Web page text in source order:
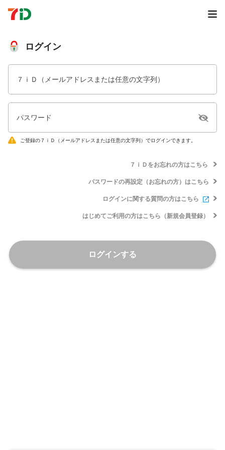
ログイン
７ｉＤ（メールアドレスまたは任意の文字列）
パスワード
ご登録の７ｉＤ（メールアドレスまたは任意の文字列）でログインできます。
７ｉＤをお忘れの方はこちら
パスワードの再設定（お忘れの方）はこちら
ログインに関する質問の方はこちら
はじめてご利用の方はこちら（新規会員登録）
ログインする